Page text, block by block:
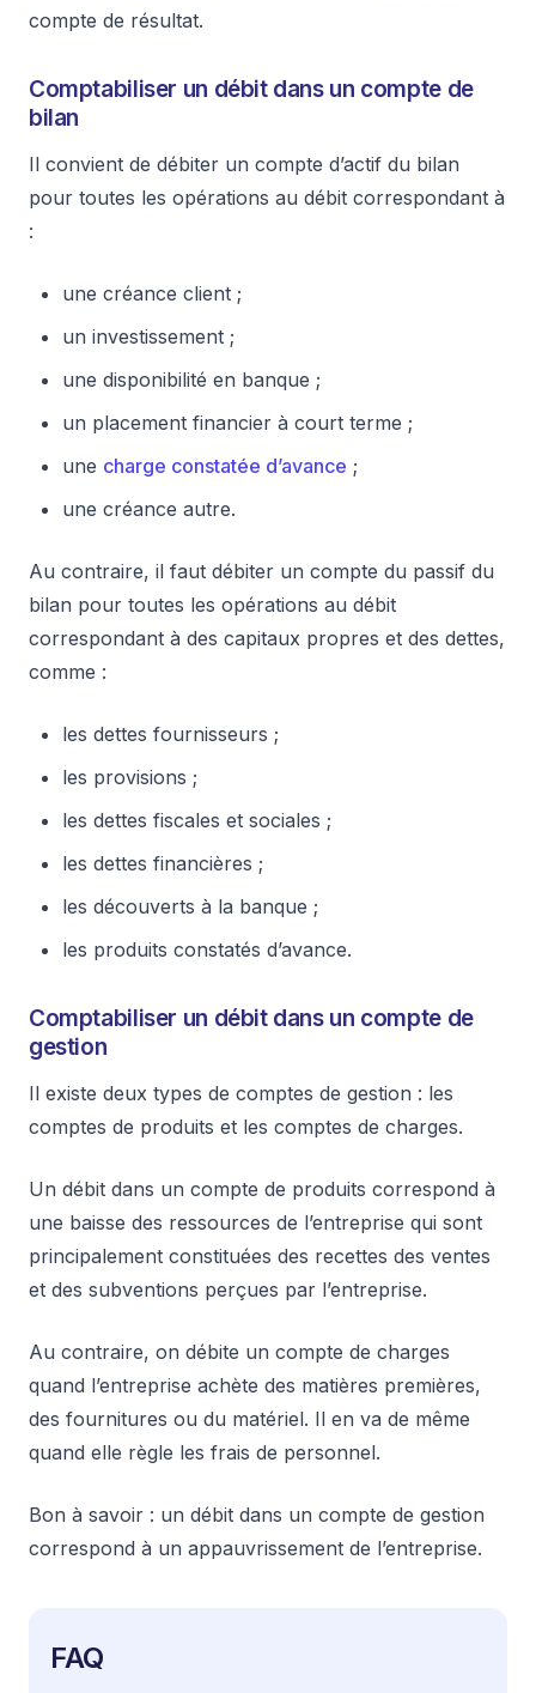
compte de résultat.
Comptabiliser un débit dans un compte de
bilan
Il convient de débiter un compte d’actif du bilan
pour toutes les opérations au débit correspondant à
:
une créance client ;
un investissement ;
une disponibilité en banque ;
un placement financier à court terme ;
une charge constatée d’avance ;
une créance autre.
Au contraire, il faut débiter un compte du passif du
bilan pour toutes les opérations au débit
correspondant à des capitaux propres et des dettes,
comme :
les dettes fournisseurs ;
les provisions ;
les dettes fiscales et sociales ;
les dettes financières ;
les découverts à la banque ;
les produits constatés d’avance.
Comptabiliser un débit dans un compte de
gestion
Il existe deux types de comptes de gestion : les
comptes de produits et les comptes de charges.
Un débit dans un compte de produits correspond à
une baisse des ressources de l’entreprise qui sont
principalement constituées des recettes des ventes
et des subventions perçues par l’entreprise.
Au contraire, on débite un compte de charges
quand l’entreprise achète des matières premières,
des fournitures ou du matériel. Il en va de même
quand elle règle les frais de personnel.
Bon à savoir : un débit dans un compte de gestion
correspond à un appauvrissement de l’entreprise.
FAQ